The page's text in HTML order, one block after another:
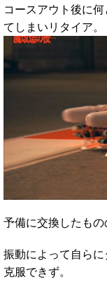
コースアウト後に
てしまいリタイア。
予備に交換したもの
振動によって自ら
克服できず。